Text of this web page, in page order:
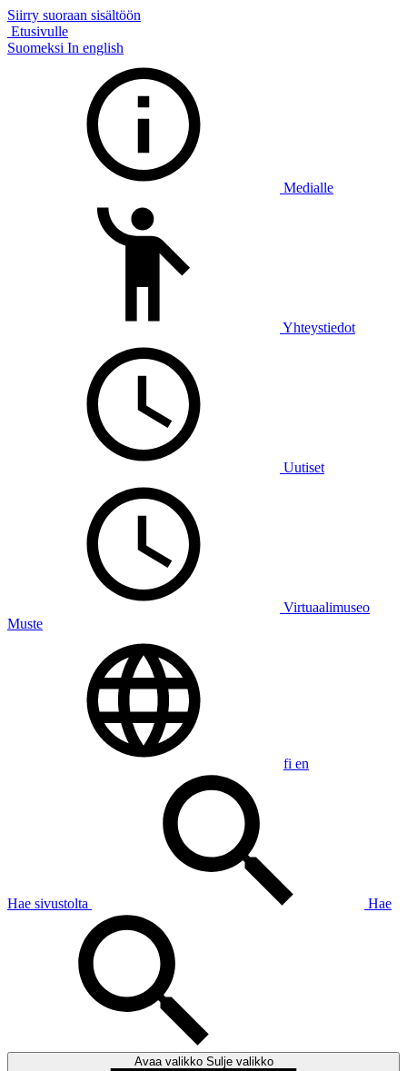
Siirry suoraan sisältöön
Etusivulle
Suomeksi In english
Medialle
Yhteystiedot
Uutiset
Virtuaalimuseo
Muste
fi en
Hae sivustolta Hae
Avaa valikko Sulje valikko